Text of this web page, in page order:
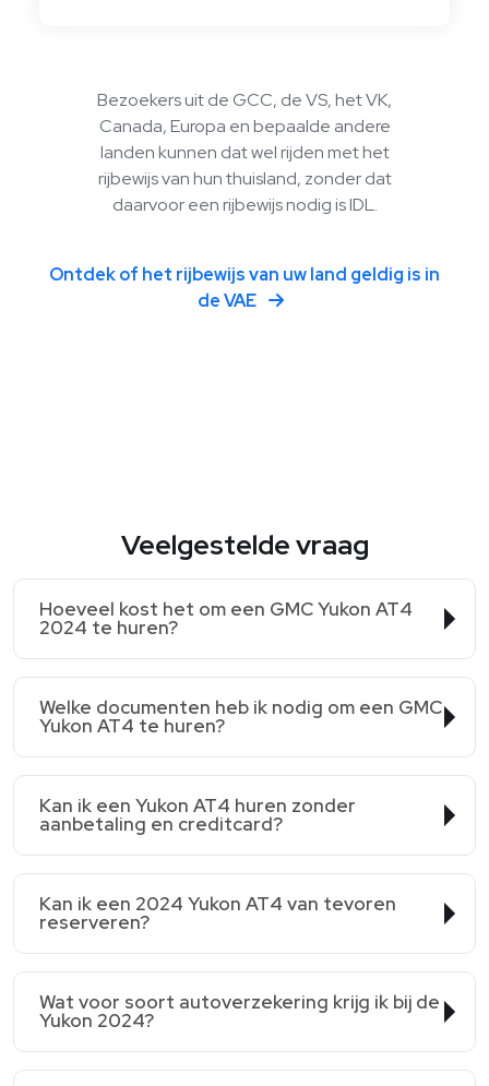
Bezoekers uit de GCC, de VS, het VK,
Canada, Europa en bepaalde andere
landen kunnen dat wel rijden met het
rijbewijs van hun thuisland, zonder dat
daarvoor een rijbewijs nodig is IDL.
Ontdek of het rijbewijs van uw land geldig is in
de VAE
Veelgestelde vraag
Hoeveel kost het om een GMC Yukon AT4
2024 te huren?
Welke documenten heb ik nodig om een GMC
Yukon AT4 te huren?
Kan ik een Yukon AT4 huren zonder
aanbetaling en creditcard?
Kan ik een 2024 Yukon AT4 van tevoren
reserveren?
Wat voor soort autoverzekering krijg ik bij de
Yukon 2024?